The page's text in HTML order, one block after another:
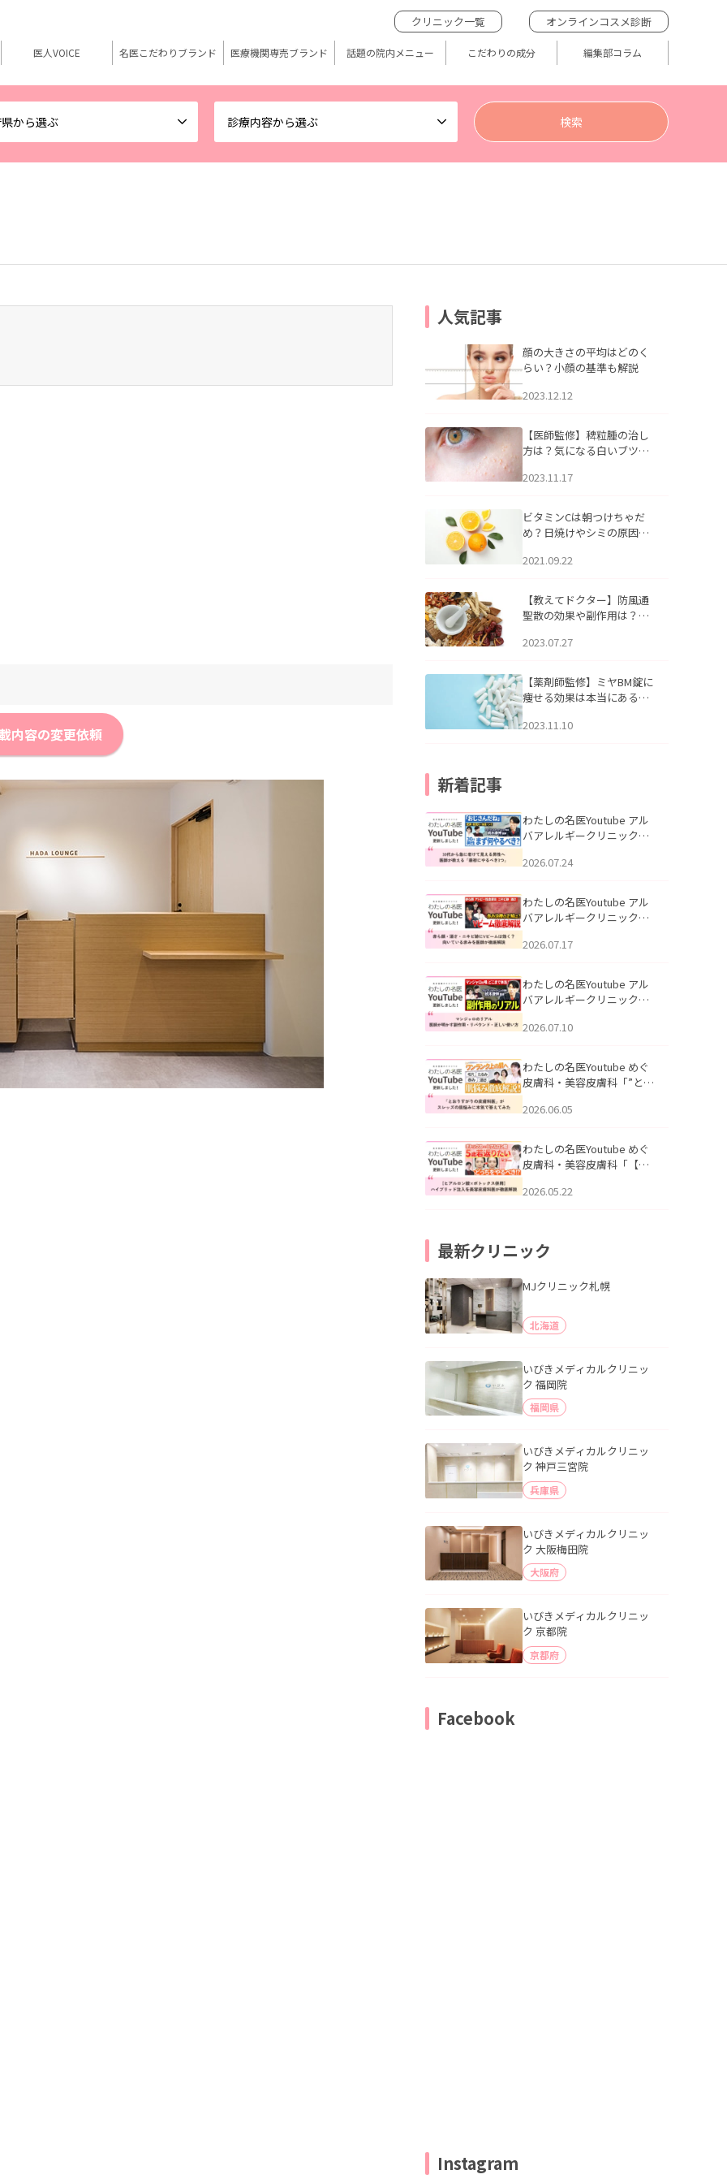
から選ぶ 診療内容から選ぶ
クリニック一覧 オンラインコスメ診断
医人VOICE 名医こだわりブランド 医療機関専売ブランド 話題の院内メニュー こだわりの成分 編集部コラム
内容の変更依頼
人気記事
顔の大きさの平均はどのく
らい？小顔の基準も解説
2023.12.12
【医師監修】稗粒腫の治し
方は？気になる白いブツブ
アについて
2023.11.17
ビタミンCは朝つけちゃだ
め？日焼けやシミの原因に
2021.09.22
【教えてドクター】防風通
聖散の効果や副作用は？長
2023.07.27
【薬剤師監修】ミヤBM錠に
痩せる効果は本当にある
2023.11.10
新着記事
わたしの名医Youtube アル
バアレルギークリニック札
える男性へ｜医師が教える
公開いたしました。
2026.07.24
わたしの名医Youtube アル
バアレルギークリニック札
跡にVビームは効く？向いて
説」を公開いたしました。
2026.07.17
わたしの名医Youtube アル
バアレルギークリニック札
医師が明かす副作用・リバ
公開いたしました。
2026.07.10
わたしの名医Youtube めぐ
皮膚科・美容皮膚科「”とお
ッズの肌悩みに本気で答え
た。
2026.06.05
わたしの名医Youtube めぐ
皮膚科・美容皮膚科「【ヒ
用】ハイブリッド注入を美
2026.05.22
最新クリニック
MJクリニック札幌
北海道
いびきメディカルクリニッ
ク 福岡院
福岡県
いびきメディカルクリニッ
ク 神戸三宮院
兵庫県
いびきメディカルクリニッ
ク 大阪梅田院
大阪府
いびきメディカルクリニッ
ク 京都院
京都府
Facebook
Instagram